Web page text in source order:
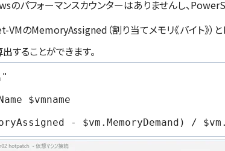
パフォーマンスカウンターはありませんし、
t-VMのMemoryAssigned（割り当てメモリ《バイト》）と
することができます。
"
$vmname
- $vm.MemoryDemand) /